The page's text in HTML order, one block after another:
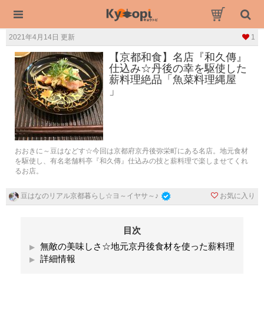
2021年4月14日 更新 1
【京都和食】名店『和久傳』
仕込み☆丹後の幸を駆使した
薪料理絶品「魚菜料理縄屋
」
おおきに～豆はなどす☆今回は京都府京丹後弥栄町にある名店。地元食材
を駆使し、有名老舗料亭『和久傳』仕込みの技と薪料理で楽しませてくれ
るお店。
豆はなのリアル京都暮らし☆ヨ～イヤサ～♪ お気に入り
目次
無敵の美味しさ☆地元京丹後食材を使った薪料理
詳細情報